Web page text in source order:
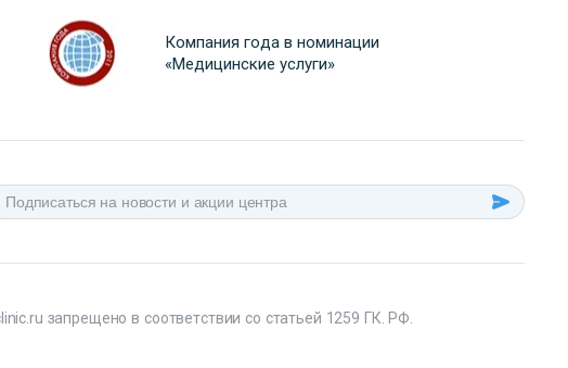
Компания года в номинации
«Медицинские услуги»
запрещено в соответствии со статьей 1259 ГК. РФ.